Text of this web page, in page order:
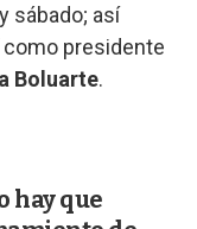
sábado; así
como presidente
Boluarte.
hay que